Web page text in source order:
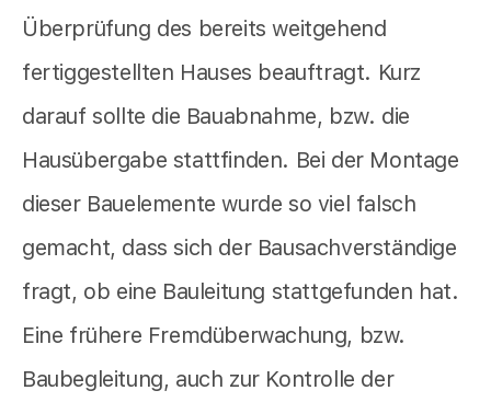
Überprüfung des bereits weitgehend
fertiggestellten Hauses beauftragt. Kurz
darauf sollte die Bauabnahme, bzw. die
Hausübergabe stattfinden. Bei der Montage
dieser Bauelemente wurde so viel falsch
gemacht, dass sich der Bausachverständige
fragt, ob eine Bauleitung stattgefunden hat.
Eine frühere Fremdüberwachung, bzw.
Baubegleitung, auch zur Kontrolle der